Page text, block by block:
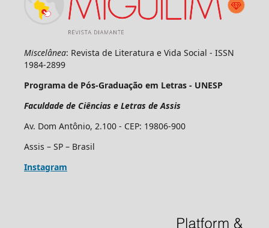
Miscelânea: Revista de Literatura e Vida Social - ISSN
1984-2899
Programa de Pós-Graduação em Letras - UNESP
Faculdade de Ciências e Letras de Assis
Av. Dom Antônio, 2.100 - CEP: 19806-900
Assis – SP – Brasil
Instagram